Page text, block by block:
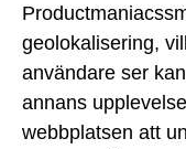
geolokalisering,
användare ser
annans
webbplatsen att